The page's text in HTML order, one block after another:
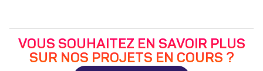
VOUS SOUHAITEZ EN SAVOIR PLUS
SUR NOS PROJETS EN COURS ?